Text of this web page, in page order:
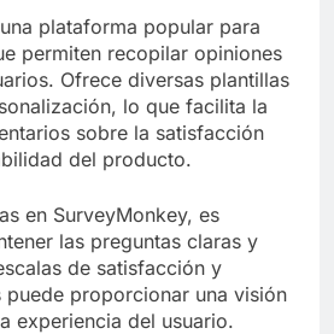
plataforma popular para
permiten recopilar opiniones
Ofrece diversas plantillas
lo que facilita la
sobre la satisfacción
del producto.
en SurveyMonkey, es
las preguntas claras y
de satisfacción y
puede proporcionar una visión
experiencia del usuario.